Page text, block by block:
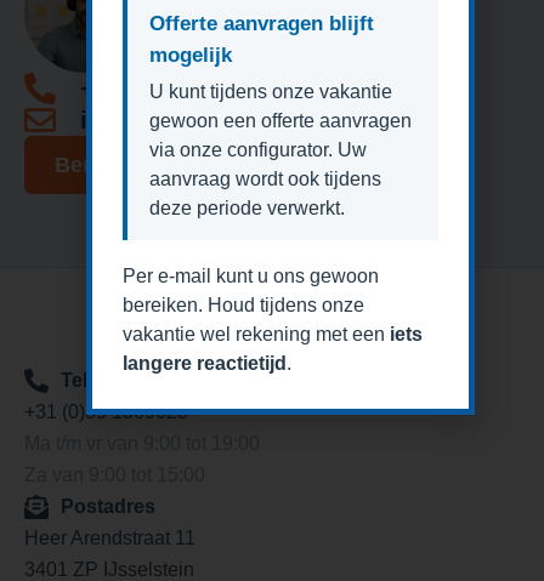
+31 (0)85 1309623
info@degaragedeurexpert.nl
Bericht sturen
Telefoon
+31 (0)85 1309623
Postadres
Heer Arendstraat 11
3401 ZP IJsselstein
Offerte aanvragen blijft
mogelijk
U kunt tijdens onze vakantie
gewoon een offerte aanvragen
via onze configurator. Uw
aanvraag wordt ook tijdens
deze periode verwerkt.
Per e-mail kunt u ons gewoon
bereiken. Houd tijdens onze
vakantie wel rekening met een iets
langere reactietijd .